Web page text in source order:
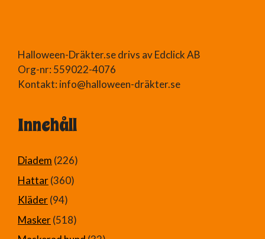
Halloween-Dräkter.se drivs av Edclick AB
Org-nr: 559022-4076
Kontakt: info@halloween-dräkter.se
Innehåll
Diadem (226)
Hattar(360)
Kläder(94)
Masker(518)